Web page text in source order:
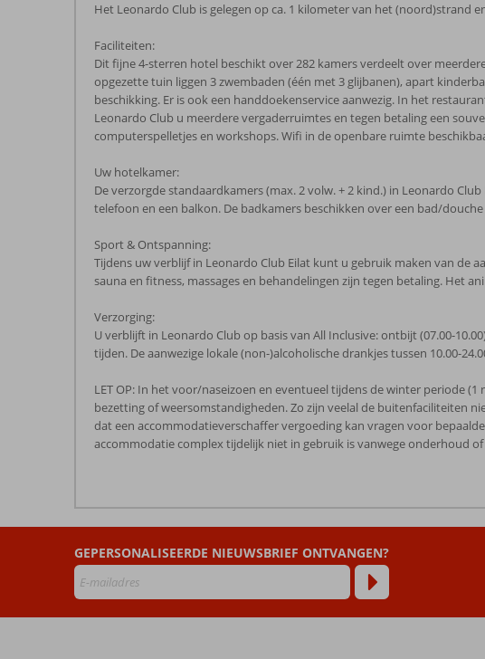
Het Leonardo Club is gelegen op ca. 1 kilometer van het (noord)strand
Faciliteiten:
Dit fijne 4-sterren hotel beschikt over 282 kamers verdeelt over
opgezette tuin liggen 3 zwembaden (één met 3 glijbanen), apart
beschikking. Er is ook een handdoekenservice aanwezig. In het
Leonardo Club u meerdere vergaderruimtes en tegen betaling een
computerspelletjes en workshops. Wifi in de openbare ruimte
Uw hotelkamer:
De verzorgde standaardkamers (max. 2 volw. + 2 kind.) in Leonardo
telefoon en een balkon. De badkamers beschikken over een bad/
Sport & Ontspanning:
Tijdens uw verblijf in Leonardo Club Eilat kunt u gebruik maken van de
sauna en fitness, massages en behandelingen zijn tegen betaling. Het
Verzorging:
U verblijft in Leonardo Club op basis van All Inclusive: ontbijt (07.00-
tijden. De aanwezige lokale (non-)alcoholische drankjes tussen 10.00-
LET OP: In het voor/naseizoen en eventueel tijdens de winter periode
bezetting of weersomstandigheden. Zo zijn veelal de buitenfaciliteiten
dat een accommodatieverschaffer vergoeding kan vragen voor
accommodatie complex tijdelijk niet in gebruik is vanwege onderhoud
door
onze
klanten
GEPERSONALISEERDE NIEUWSBRIEF ONTVANGEN?